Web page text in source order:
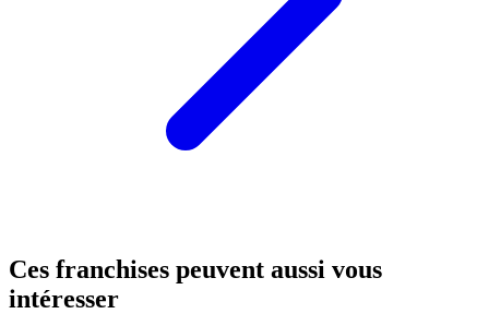
Ces franchises peuvent aussi vous
intéresser